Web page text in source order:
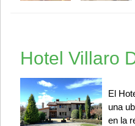
Hotel Villaro
El
una
en la